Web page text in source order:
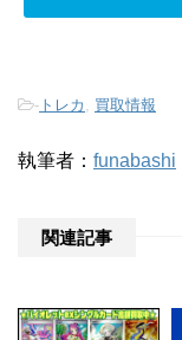
- トレカ 買取情報
執筆者： funabashi
関連記事